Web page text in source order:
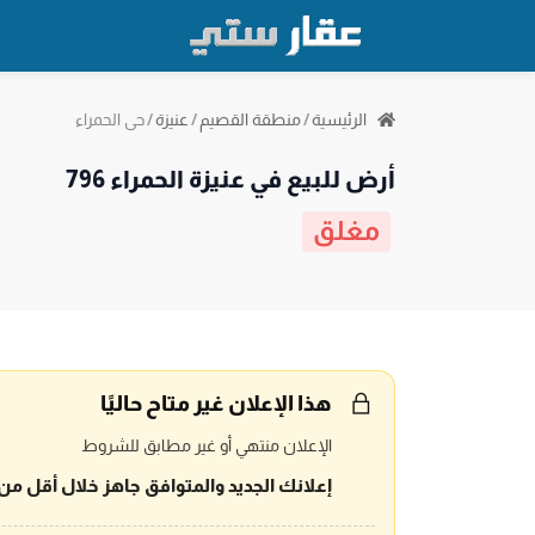
الرئيسية/منطقة القصيم / عنيزة/حي الحمراء
أرض للبيع في عنيزة الحمراء 796
مغلق
هذا الإعلان غير متاح حاليًا
الإعلان منتهي أو غير مطابق للشروط
إعلانك الجديد والمتوافق جاهز خلال أقل